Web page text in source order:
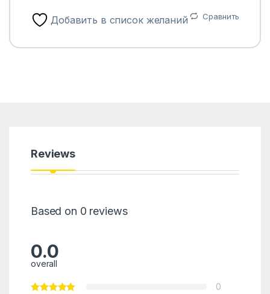
Добавить в список желаний Сравнить
Reviews
Based on 0 reviews
0.0
overall
0